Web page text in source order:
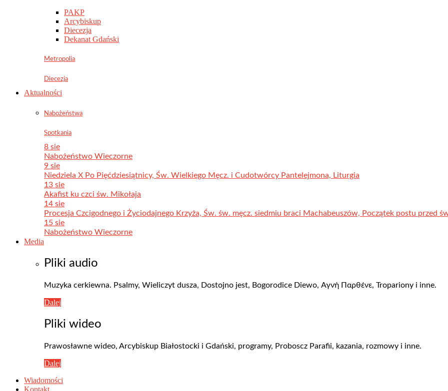
PAKP
Arcybiskup
Diecezja
Dekanat Gdański
Metropolia
Diecezja
Aktualności
Nabożeństwa
Spotkania
8 sie
Nabożeństwo Wieczorne
9 sie
Niedziela X Po Pięćdziesiątnicy, Św. Wielkiego Męcz. i Cudotwórcy Pantelejmona, Liturgia
13 sie
Akafist ku czci św. Mikołaja
14 sie
Procesja Czcigodnego i Życiodajnego Krzyża, Św. św. męcz. siedmiu braci Machabeuszów, Początek postu przed
15 sie
Nabożeństwo Wieczorne
Media
Pliki audio
Muzyka cerkiewna. Psalmy, Wieliczyt dusza, Dostojno jest, Bogorodice Diewo, Αγνή Пαρθένε, Tropariony i inne.
Dalej
Pliki wideo
Prawosławne wideo, Arcybiskup Białostocki i Gdański, programy, Proboscz Parafii, kazania, rozmowy i inne.
Dalej
Wiadomości
Kontakt